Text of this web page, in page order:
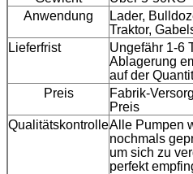
Anwendung
Lader,
Traktor,
Lieferfrist
Ungefähr 1-6
Ablagerung
auf der
Preis
Fabrik-
Preis
QualitätskontrolleAlle Pumpen
nochmals
um sich zu
perfekt